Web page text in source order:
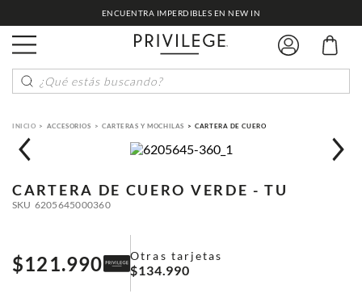
ENCUENTRA IMPERDIBLES EN NEW IN
¿Qué estás buscando?
ACCESORIOS CARTERAS Y MOCHILAS CARTERA DE CUERO
CARTERA DE CUERO VERDE - TU
SKU 6205645000360
$121.990 Otras tarjetas
$134.990